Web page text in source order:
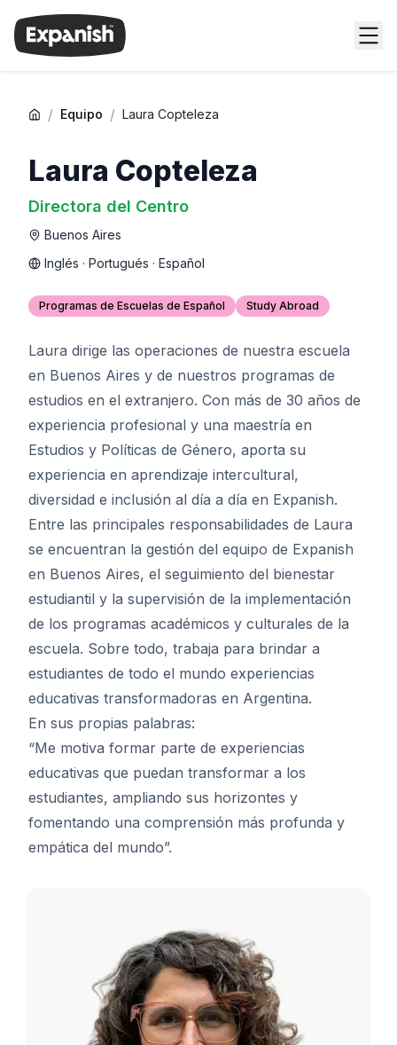
/ Equipo / Laura Copteleza
Laura Copteleza
Directora del Centro
Buenos Aires
Inglés · Portugués · Español
Programas de Escuelas de Español Study Abroad
Laura dirige las operaciones de nuestra escuela
en Buenos Aires y de nuestros programas de
estudios en el extranjero. Con más de 30 años de
experiencia profesional y una maestría en
Estudios y Políticas de Género, aporta su
experiencia en aprendizaje intercultural,
diversidad e inclusión al día a día en Expanish.
Entre las principales responsabilidades de Laura
se encuentran la gestión del equipo de Expanish
en Buenos Aires, el seguimiento del bienestar
estudiantil y la supervisión de la implementación
de los programas académicos y culturales de la
escuela. Sobre todo, trabaja para brindar a
estudiantes de todo el mundo experiencias
educativas transformadoras en Argentina.
En sus propias palabras:
“Me motiva formar parte de experiencias
educativas que puedan transformar a los
estudiantes, ampliando sus horizontes y
fomentando una comprensión más profunda y
empática del mundo”.